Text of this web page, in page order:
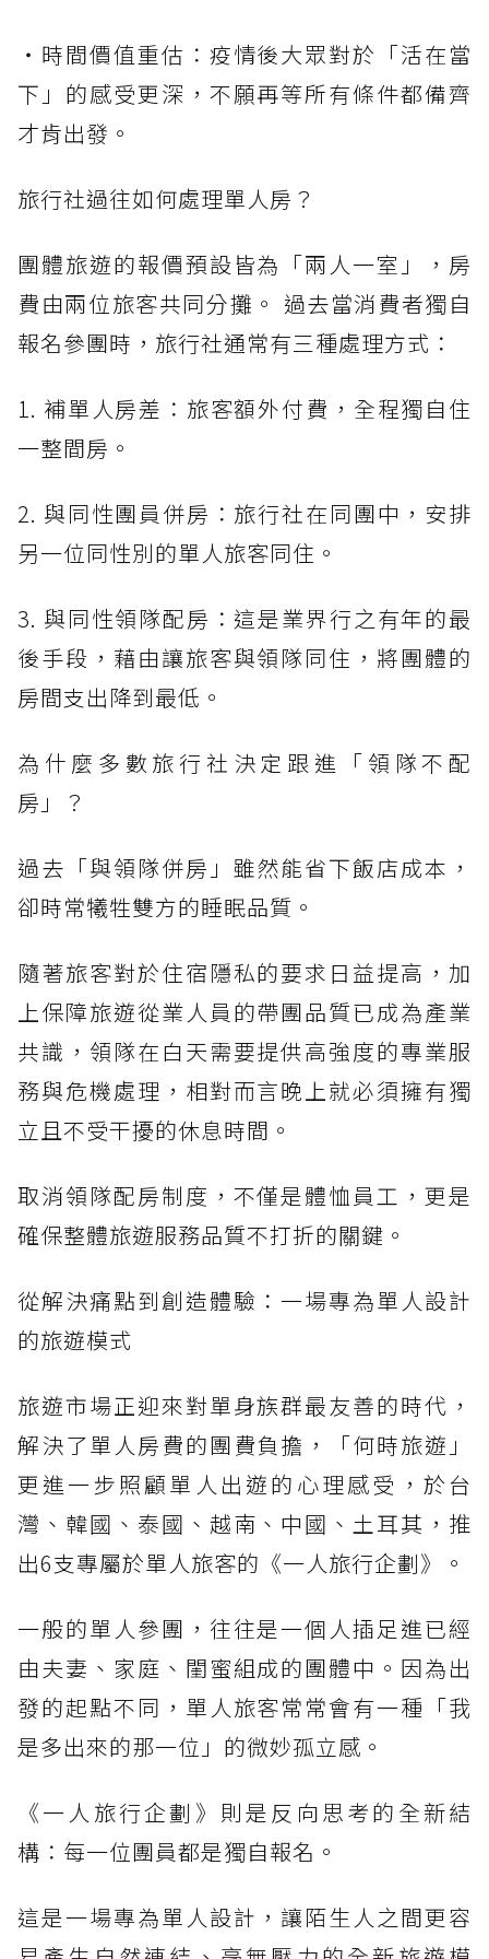
・時間價值重估：疫情後大眾對於「活在當
下」的感受更深，不願再等所有條件都備齊
才肯出發。
旅行社過往如何處理單人房？
團體旅遊的報價預設皆為「兩人一室」，房
費由兩位旅客共同分攤。 過去當消費者獨自
報名參團時，旅行社通常有三種處理方式：
1. 補單人房差：旅客額外付費，全程獨自住
一整間房。
2. 與同性團員併房：旅行社在同團中，安排
另一位同性別的單人旅客同住。
3. 與同性領隊配房：這是業界行之有年的最
後手段，藉由讓旅客與領隊同住，將團體的
房間支出降到最低。
為什麼多數旅行社決定跟進「領隊不配
房」？
過去「與領隊併房」雖然能省下飯店成本，
卻時常犧牲雙方的睡眠品質。
隨著旅客對於住宿隱私的要求日益提高，加
上保障旅遊從業人員的帶團品質已成為產業
共識，領隊在白天需要提供高強度的專業服
務與危機處理，相對而言晚上就必須擁有獨
立且不受干擾的休息時間。
取消領隊配房制度，不僅是體恤員工，更是
確保整體旅遊服務品質不打折的關鍵。
從解決痛點到創造體驗：一場專為單人設計
的旅遊模式
旅遊市場正迎來對單身族群最友善的時代，
解決了單人房費的團費負擔，「何時旅遊」
更進一步照顧單人出遊的心理感受，於台
灣、韓國、泰國、越南、中國、土耳其，推
出6支專屬於單人旅客的《一人旅行企劃》。
一般的單人參團，往往是一個人插足進已經
由夫妻、家庭、閨蜜組成的團體中。因為出
發的起點不同，單人旅客常常會有一種「我
是多出來的那一位」的微妙孤立感。
《一人旅行企劃》則是反向思考的全新結
構：每一位團員都是獨自報名。
這是一場專為單人設計，讓陌生人之間更容